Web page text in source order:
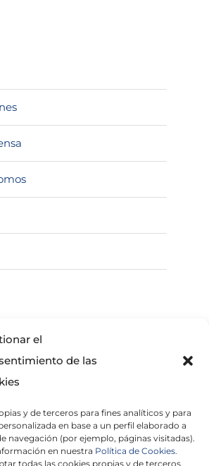
el
de las
y de terceros para fines analíticos y para
en base a un perfil elaborado a
navegación (por ejemplo, páginas visitadas).
en nuestra Política de Cookies.
todas las cookies propias y de terceros